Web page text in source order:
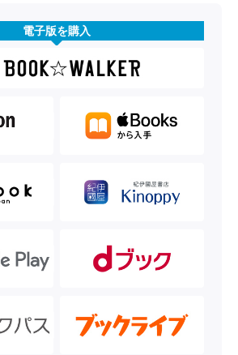
電子版を購入